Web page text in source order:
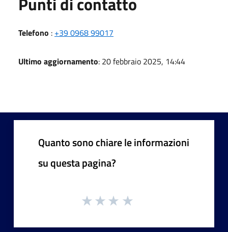
Telefono : +39 0968 99017
Ultimo aggiornamento: 20 febbraio 2025, 14:44
Quanto sono chiare le informazioni
su questa pagina?